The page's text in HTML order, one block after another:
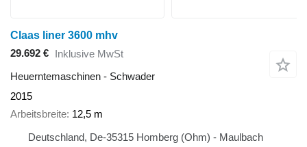
Claas liner 3600 mhv
29.692 € Inklusive MwSt
Heuerntemaschinen - Schwader
2015
Arbeitsbreite 12,5 m
Deutschland, De-35315 Homberg (Ohm) - Maulbach